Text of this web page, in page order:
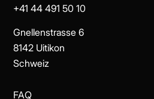
+41 44 491 50 10
Gnellenstrasse 6
8142 Uitikon
Schweiz
FAQ